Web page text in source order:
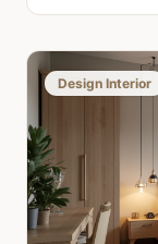
Design Interior